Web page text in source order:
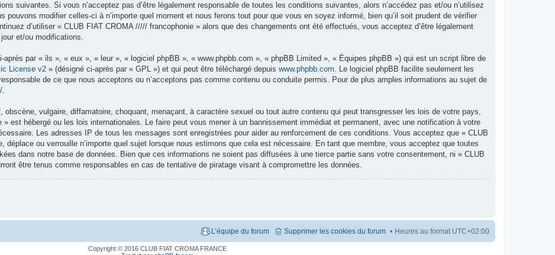
suivantes. Si vous n’acceptez pas d’être légalement responsable de toutes les conditions suivantes, alors n’accédez pas et/ou n’utilisez
pouvons modifier celles-ci à n’importe quel moment et nous ferons tout pour que vous en soyez informé, bien qu’il soit prudent de vérifier
d’utiliser « CLUB FIAT CROMA ///// francophonie » alors que des changements ont été effectués, vous acceptez d’être légalement
et/ou modifications.
par « ils », « eux », « leur », « logiciel phpBB », « www.phpbb.com », « phpBB Limited », « Équipes phpBB ») qui est un script libre de
License v2» (désigné ci-après par « GPL ») et qui peut être téléchargé depuis www.phpbb.com. Le logiciel phpBB facilite seulement les
de ce que nous acceptons ou n’acceptons pas comme contenu ou conduite permis. Pour de plus amples informations au sujet de
.
vulgaire, diffamatoire, choquant, menaçant, à caractère sexuel ou tout autre contenu qui peut transgresser les lois de votre pays,
est hébergé ou les lois internationales. Le faire peut vous mener à un bannissement immédiat et permanent, avec une notification à votre
Les adresses IP de tous les messages sont enregistrées pour aider au renforcement de ces conditions. Vous acceptez que « CLUB
déplace ou verrouille n’importe quel sujet lorsque nous estimons que cela est nécessaire. En tant que membre, vous acceptez que toutes
dans notre base de données. Bien que ces informations ne soient pas diffusées à une tierce partie sans votre consentement, ni « CLUB
être tenus comme responsables en cas de tentative de piratage visant à compromettre les données.
Heures au format UTC+02:00
Supprimer les cookies du forum
L’équipe du forum
Copyright © 2016 CLUB FIAT CROMA FRANCE